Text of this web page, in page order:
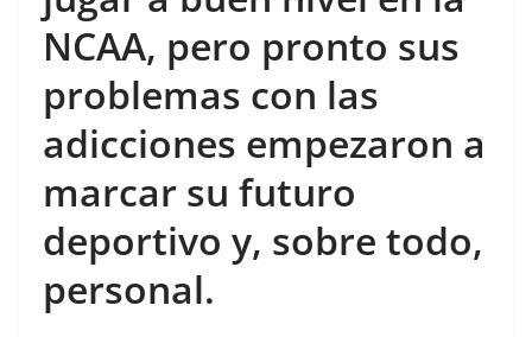
NCAA, pero pronto sus
problemas con las
adicciones empezaron a
marcar su futuro
deportivo y, sobre todo,
personal.